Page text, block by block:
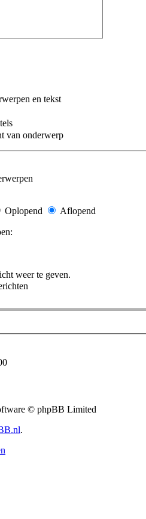
en tekst
van onderwerp
Oplopend
Aflopend
weer te geven.
© phpBB Limited
.